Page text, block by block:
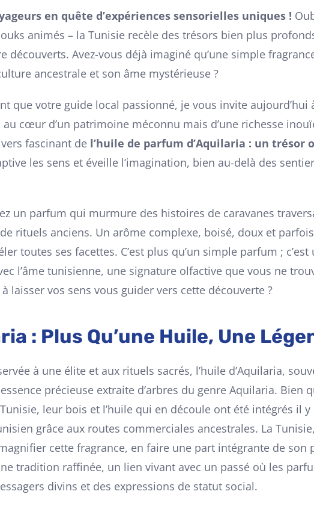
en quête d’expériences sensorielles uniques !
animés – la Tunisie recèle des trésors bien plus
découverts. Avez-vous déjà imaginé qu’une simple
ancestrale et son âme mystérieuse ?
que votre guide local passionné, je vous invite
cœur d’un patrimoine méconnu mais d’une richesse
fascinant de l’huile de parfum d’Aquilaria : un
les sens et éveille l’imagination, bien au-delà des
un parfum qui murmure des histoires de caravanes
rituels anciens. Un arôme complexe, boisé, doux et
toutes ses facettes. C’est plus qu’un simple parfum ;
l’âme tunisienne, une signature olfactive que vous ne
laisser vos sens vous guider vers cette découverte ?
: Plus Qu’une Huile, Une
à une élite et aux rituels sacrés, l’huile d’Aquilaria,
précieuse extraite d’arbres du genre Aquilaria. Bien
leur bois et l’huile qui en découle ont été intégrés il
grâce aux routes commerciales ancestrales. La
cette fragrance, en faire une part intégrante de son
tradition raffinée, un lien vivant avec un passé où les
divins et des expressions de statut social.